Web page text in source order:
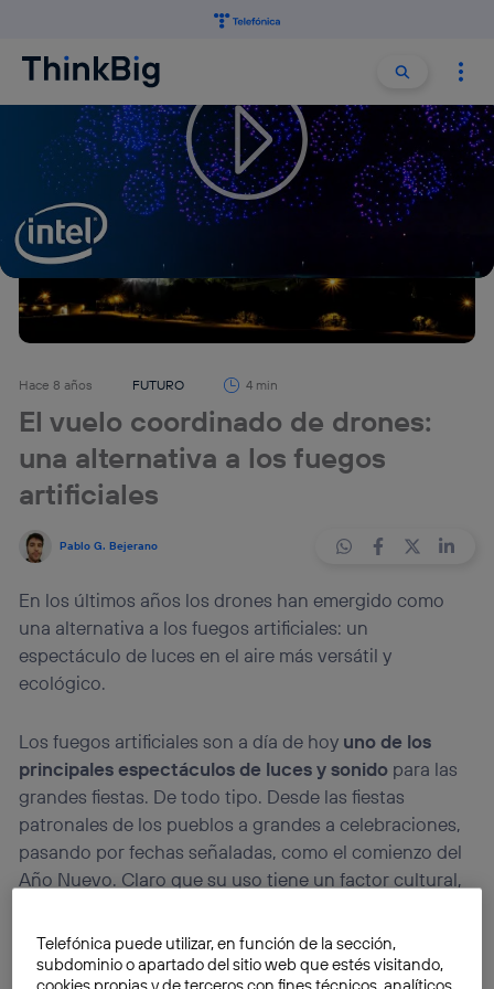
Buscar
Hace 8 años FUTURO 4 min
El vuelo coordinado de drones:
una alternativa a los fuegos
artificiales
Pablo G. Bejerano
En los últimos años los drones han emergido como
una alternativa a los fuegos artificiales: un
espectáculo de luces en el aire más versátil y
ecológico.
Los fuegos artificiales son a día de hoy uno de los
principales espectáculos de luces y sonido para las
grandes fiestas. De todo tipo. Desde las fiestas
patronales de los pueblos a grandes a celebraciones,
pasando por fechas señaladas, como el comienzo del
Año Nuevo. Claro que su uso tiene un factor cultural,
considerarlos un divertimento universal.
Telefónica puede utilizar, en función de la sección,
subdominio o apartado del sitio web que estés visitando,
cookies propias y de terceros con fines técnicos, analíticos,